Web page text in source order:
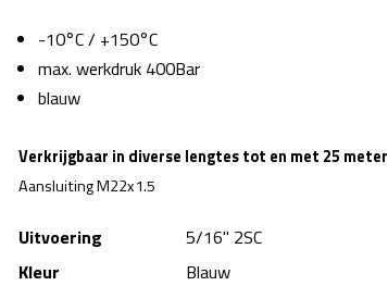
-10°C / +150°C
max. werkdruk 400Bar
blauw
Verkrijgbaar in diverse lengtes tot en met 25 meter
Aansluiting M22x1.5
Uitvoering
5/16" 2SC
Kleur
Blauw